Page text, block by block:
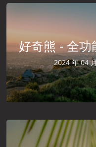
好奇熊 - 全
2024 年 04